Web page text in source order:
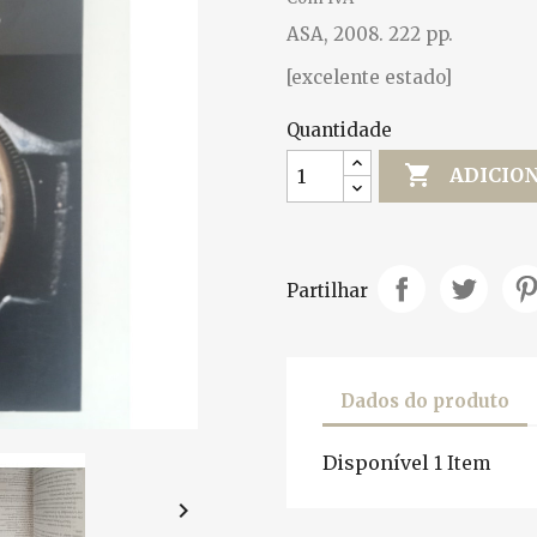

ASA, 2008. 222 pp.
[excelente estado]
Quantidade

Partilhar
Dados do produto
Disponível 1 Item